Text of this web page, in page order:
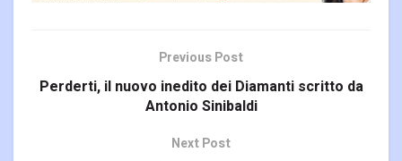
Previous Post
Perderti, il nuovo inedito dei Diamanti scritto da
Antonio Sinibaldi
Next Post